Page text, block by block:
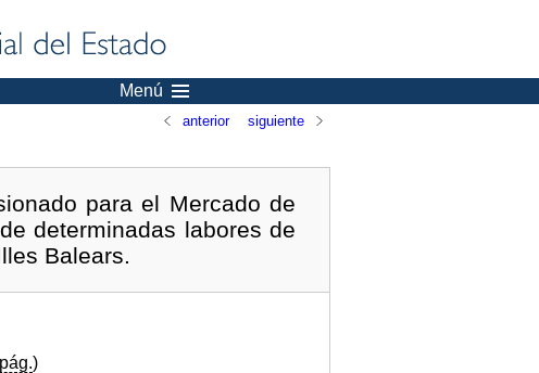
Menú
anterior siguiente
para el Mercado de
determinadas labores de
Balears.
pág.)